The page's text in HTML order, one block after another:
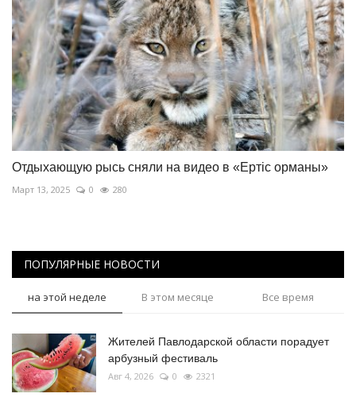
Отдыхающую рысь сняли на видео в «Ертiс орманы»
Март 13, 2025 0 280
ПОПУЛЯРНЫЕ НОВОСТИ
на этой неделе В этом месяце Все время
Жителей Павлодарской области порадует
арбузный фестиваль
Авг 4, 2026 0 2321